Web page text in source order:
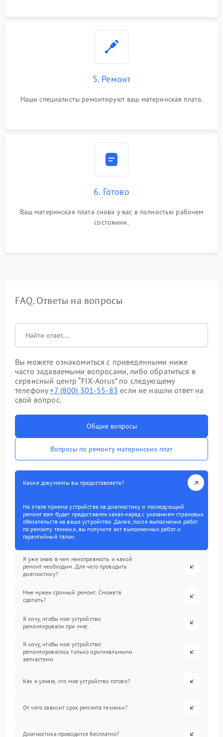
5. Ремонт
Наши специалисты ремонтируют ваш материнская плата.
6. Готово
Ваш материнская плата снова у вас в полностью рабочем
состоянии.
FAQ. Ответы на вопросы
Вы можете ознакомиться с приведенными ниже
часто задаваемыми вопросами, либо обратиться в
сервисный центр “FIX-Aorus” по следующему
телефону+7 (800) 301-55-83 если не нашли ответ на
свой вопрос.
Общие вопросы
Вопросы по ремонту материнских плат
Какие документы вы предоставляете?
На этапе приема устройства на диагностику и последующий
ремонт вам будет предоставлен заказ-наряд с указанием страховых
обязательств на ваше устройство. Далее, после выполнения работ
по ремонту техники, вы получите акт выполненных работ и
гарантийный талон.
Я уже знаю в чем неисправность и какой
ремонт необходим. Для чего проводить
диагностику?
Мне нужен срочный ремонт. Сможете
сделать?
Я хочу, чтобы мое устройство
ремонтировали при мне.
Я хочу, чтобы мое устройство
ремонтировалось только оригинальными
запчастями.
Как я узнаю, что мое устройство готово?
От чего зависит срок ремонта техники?
Диагностика проводится бесплатно?